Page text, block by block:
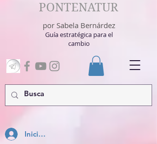
Inicia Sesión
PONTENATUR
por Sabela Bernárdez
Guía estratégica para el
cambio